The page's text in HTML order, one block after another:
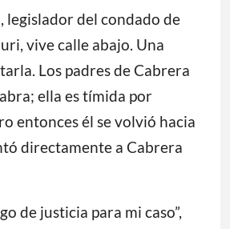
que no podía hablar
la hirieron, intenta ahora
la lucha contra la violencia
legislador del condado de
vive calle abajo. Una
ella es tímida por